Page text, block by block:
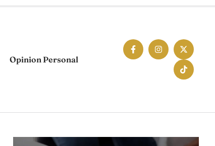
Opinion Personal